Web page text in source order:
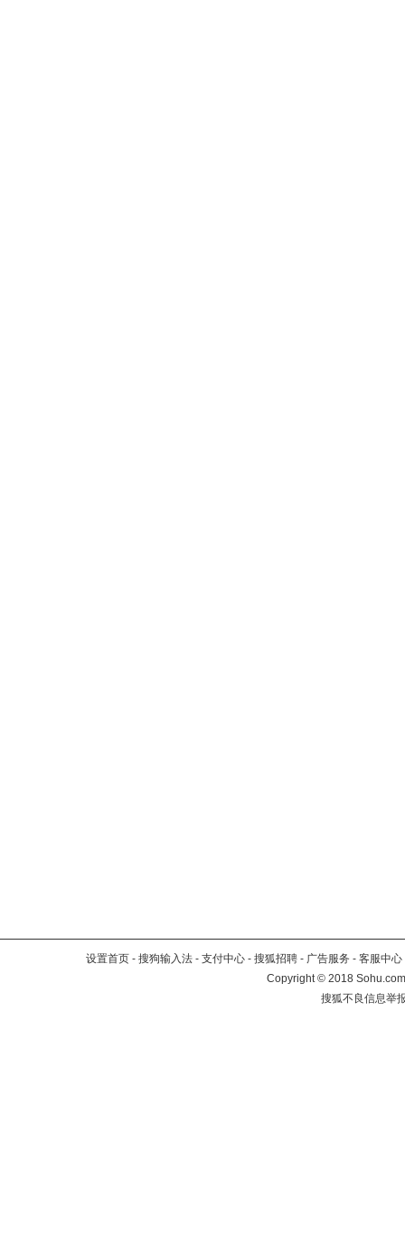
设置首页 - 搜狗输入法 - 支付中心 - 搜狐招聘 - 广告服务 - 客服中心
Copyright©2018
搜狐不良信息举